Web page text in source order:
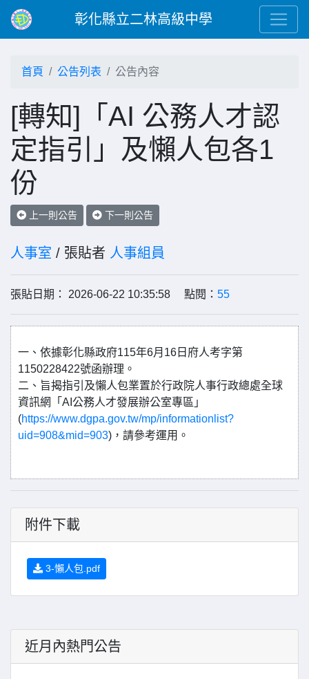
彰化縣立二林高級中學
首頁 公告列表 公告內容
[轉知]「AI 公務人才認
定指引」及懶人包各1
份
上一則公告 下一則公告
人事室 / 張貼者 人事組員
張貼日期： 2026-06-22 10:35:58 點閱： 55
一、依據彰化縣政府115年6月16日府人考字第
1150228422號函辦理。
二、旨揭指引及懶人包業置於行政院人事行政總處全球
資訊網「AI公務人才發展辦公室專區」
(https://www.dgpa.gov.tw/mp/informationlist?
uid=908&mid=903)，請參考運用。
附件下載
3-懶人包.pdf
近月內熱門公告